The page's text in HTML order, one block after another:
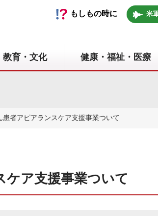
もしもの時に 米
教育・文化 健康・福祉・医療
患者アピアランスケア支援事業ついて
ケア支援事業ついて